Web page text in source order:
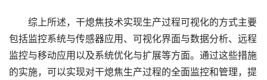
综上所述，干熄焦技术实现生产过程可视化的方式主要
包括监控系统与传感器应用、可视化界面与数据分析、远程
监控与移动应用以及系统优化与扩展等方面。通过这些措施
的实施，可以实现对干熄焦生产过程的全面监控和管理，提